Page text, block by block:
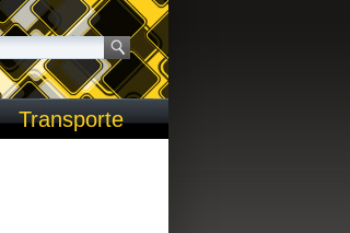
Transporte